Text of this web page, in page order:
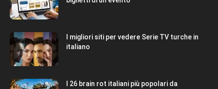
I migliori siti per vedere Serie TV turche in
italiano
I 26 brain rot italiani più popolari da